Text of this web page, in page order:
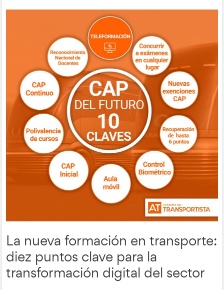
El Ministerio de Fomento, tras publicar el borrador del
Decreto que regulará la cualificación inicial y la formación
transportistas, cumple el último trámite, información y
adaptar la reglamentación española a la DIRECTIVA (UE)
PARLAMENTO EUROPEO Y DEL CONSEJO de 18 de abril
Los cambios en la formación para transportistas y
afectan a casi todo el articulado del anterior Real Decreto
AT Academia del Transportista, estas sonlas 10 claves
reformade la teleformacióny que permiten entender de
nuevas modificaciones que suponen una revolución y una
cualificación profesional de todo el sector del transporte.